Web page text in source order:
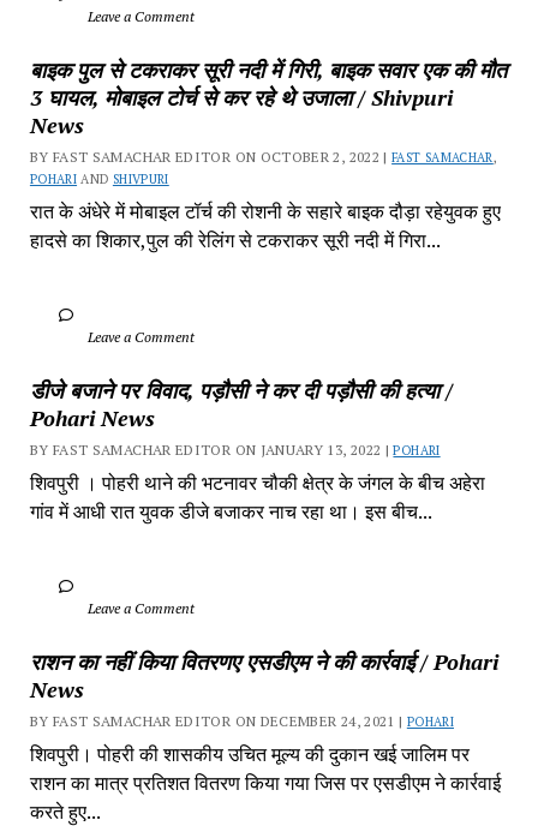
		Leave a Comment
बाइक पुल से टकराकर सूरी नदी में गिरी, बाइक सवार एक की मौत
3 घायल, मोबाइल टोर्च से कर रहे थे उजाला / Shivpuri
News
BY FAST SAMACHAR EDITOR ON OCTOBER 2, 2022 | FAST SAMACHAR
POHARI AND SHIVPURI
रात के अंधेरे में मोबाइल टॉर्च की रोशनी के सहारे बाइक दौड़ा रहेयुवक हुए
हादसे का शिकार,पुल की रेलिंग से टकराकर सूरी नदी में गिरा...
		Leave a Comment
डीजे बजाने पर विवाद, पड़ौसी ने कर दी पड़ौसी की हत्या /
Pohari News
BY FAST SAMACHAR EDITOR ON JANUARY 13, 2022 | POHARI
शिवपुरी‎ । पोहरी थाने की भटनावर चौकी क्षेत्र‎ के जंगल के बीच अहेरा
गांव में‎ आधी रात युवक डीजे बजाकर‎ नाच रहा था। इस बीच...
		Leave a Comment
राशन का नहीं किया वितरणए एसडीएम ने की कार्रवाई / Pohari
News
BY FAST SAMACHAR EDITOR ON DECEMBER 24, 2021 | POHARI
शिवपुरी। पोहरी की शासकीय उचित मूल्य की दुकान खई जालिम पर
राशन का मात्र प्रतिशत वितरण किया गया जिस पर एसडीएम ने कार्रवाई
करते हुए...